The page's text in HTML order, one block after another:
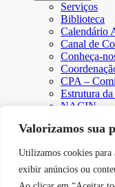
Valorizamos sua
Utilizamos cookies para
exibir anúncios ou
Serviços
Biblioteca
Calendário
Canal de
Conheça-
CPA –
Estrutura
NACIN
Núcleo de
Núcleo de
Plano de